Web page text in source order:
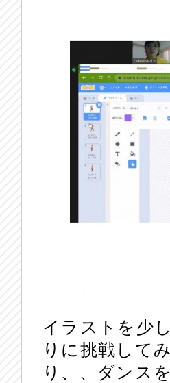
イラストを少
りに挑戦して
り、、ダンス